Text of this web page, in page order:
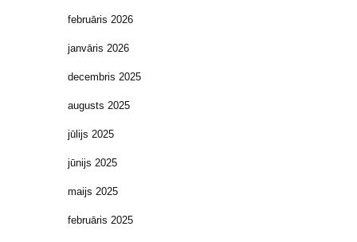
februāris 2026
janvāris 2026
decembris 2025
augusts 2025
jūlijs 2025
jūnijs 2025
maijs 2025
februāris 2025